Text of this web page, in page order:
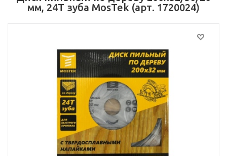
мм, 24Т зуба MosTek (арт. 1720024)